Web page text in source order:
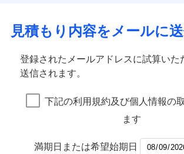
見積もり内容をメールに
登録されたメールアドレスに試算いた
送信されます。
下記の利用規約及び個人情報の
ます
満期日または希望始期日